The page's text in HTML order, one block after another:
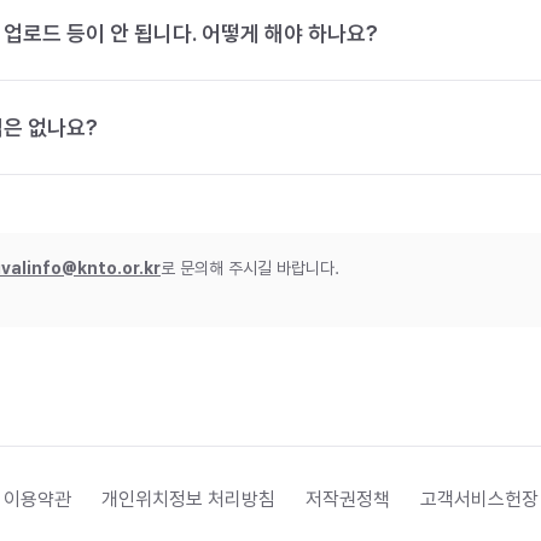
로드 등이 안 됩니다. 어떻게 해야 하나요?
없나요?
로 문의해 주시길 바랍니다.
용약관 개인위치정보 처리방침 저작권정책 고객서비스헌장